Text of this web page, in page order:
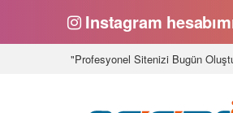
Instagram
"Profesyonel Sitenizi Bugün